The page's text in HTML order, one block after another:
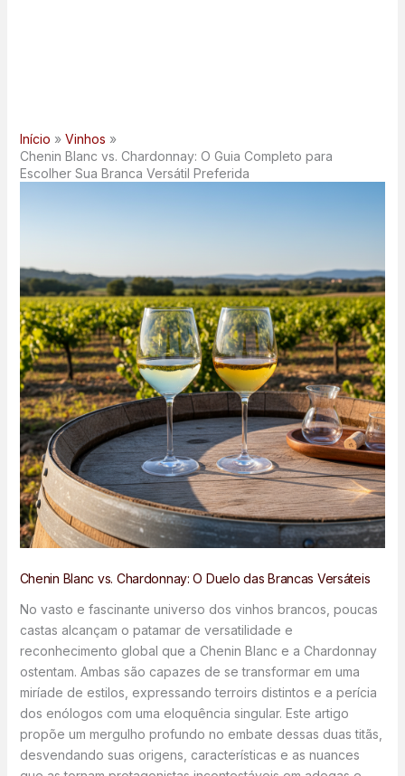
Início
Vinhos
Chenin Blanc vs. Chardonnay: O Guia Completo para
Escolher Sua Branca Versátil Preferida
Chenin Blanc vs. Chardonnay: O Duelo das Brancas Versáteis
No vasto e fascinante universo dos vinhos brancos, poucas
castas alcançam o patamar de versatilidade e
reconhecimento global que a Chenin Blanc e a Chardonnay
ostentam. Ambas são capazes de se transformar em uma
miríade de estilos, expressando terroirs distintos e a perícia
dos enólogos com uma eloquência singular. Este artigo
propõe um mergulho profundo no embate dessas duas titãs,
desvendando suas origens, características e as nuances